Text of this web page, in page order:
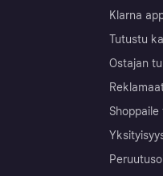
Klarna
Tutustu
Ostajan
Shoppaile